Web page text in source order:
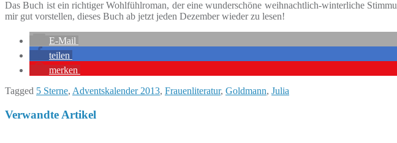
Das Buch ist ein richtiger Wohlfühlroman, der eine wunderschöne weihnachtlich-winterliche
mir gut vorstellen, dieses Buch ab jetzt jeden Dezember wieder zu lesen!
E-Mail
teilen
merken
Tagged 5 Sterne, Adventskalender 2013, Frauenliteratur, Goldmann, Julia
Verwandte Artikel